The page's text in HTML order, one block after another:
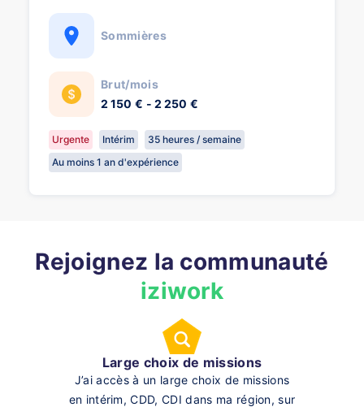
Sommières
Brut/mois
2 150 € - 2 250 €
Urgente Intérim
35 heures / semaine
Au moins 1 an d'expérience
Rejoignez la communauté
iziwork
Large choix de missions
J’ai accès à un large choix de missions
en intérim, CDD, CDI dans ma région, sur